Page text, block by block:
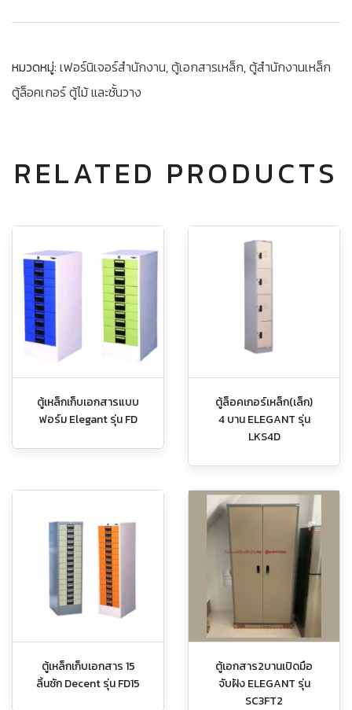
หมวดหมู่: เฟอร์นิเจอร์สำนักงาน,ตู้เอกสารเหล็ก,ตู้สำนักงานเหล็ก
ตู้ล็อคเกอร์ ตู้ไม้ และชั้นวาง
RELATED PRODUCTS
ตู้เหล็กเก็บเอกสารแบบ
ฟอร์ม Elegant รุ่น FD
ตู้ล็อคเกอร์เหล็ก(เล็ก)
4 บาน ELEGANT รุ่น
LKS4D
ตู้เหล็กเก็บเอกสาร 15
ลิ้นชัก Decent รุ่น FD15
ตู้เอกสาร2บานเปิดมือ
จับฝัง ELEGANT รุ่น
SC3FT2